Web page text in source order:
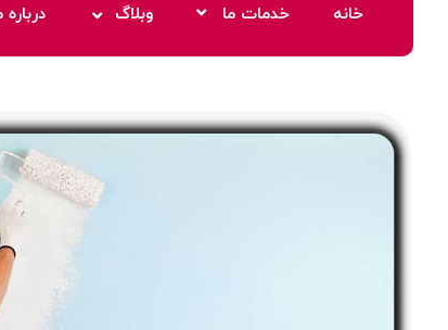
خانه خدمات ما وبلاگ درباره